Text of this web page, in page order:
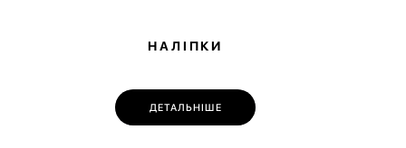
НАЛІПКИ
ДЕТАЛЬНІШЕ